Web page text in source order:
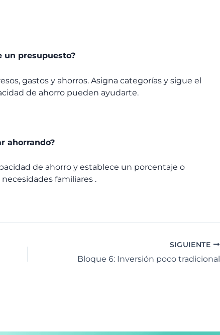
un presupuesto?
gastos y ahorros. Asigna categorías y sigue el
de ahorro pueden ayudarte.
ahorrando?
de ahorro y establece un porcentaje o
familiares .
SIGUIENTE
Bloque 6: Inversión poco tradicional